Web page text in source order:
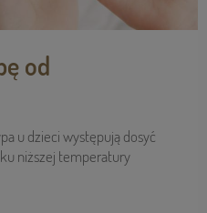
od
u dzieci występują dosyć
niższej temperatury